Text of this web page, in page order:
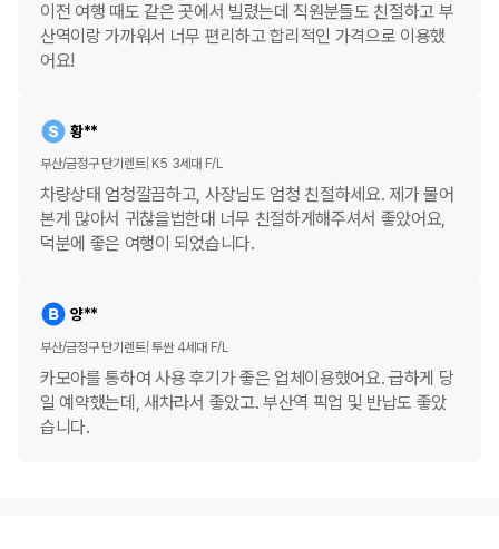
이전 여행 때도 같은 곳에서 빌렸는데 직원분들도 친절하고 부
산역이랑 가까워서 너무 편리하고 합리적인 가격으로 이용했
어요!
황**
부산/금정구 단기렌트 K5 3세대 F/L
차량상태 엄청깔끔하고, 사장님도 엄청 친절하세요. 제가 물어
본게 많아서 귀찮을법한대 너무 친절하게해주셔서 좋았어요,
덕분에 좋은 여행이 되었습니다.
양**
부산/금정구 단기렌트 투싼 4세대 F/L
카모아를 통하여 사용 후기가 좋은 업체이용했어요. 급하게 당
일 예약했는데, 새차라서 좋았고. 부산역 픽업 및 반납도 좋았
습니다.